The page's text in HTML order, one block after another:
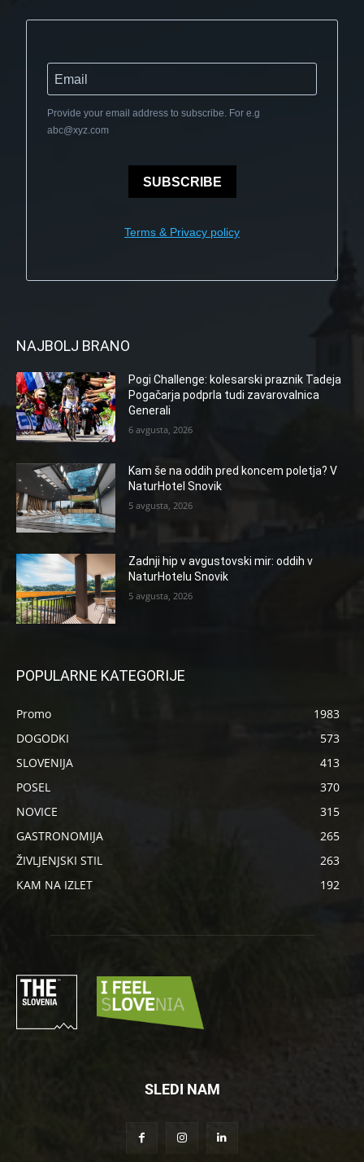
Provide your email address to subscribe. For e.g
abc@xyz.com
SUBSCRIBE
Terms & Privacy policy
NAJBOLJ BRANO
Pogi Challenge: kolesarski praznik Tadeja
Pogačarja podprla tudi zavarovalnica
Generali
6 avgusta, 2026
Kam še na oddih pred koncem poletja? V
NaturHotel Snovik
5 avgusta, 2026
Zadnji hip v avgustovski mir: oddih v
NaturHotelu Snovik
5 avgusta, 2026
POPULARNE KATEGORIJE
Promo
1983
DOGODKI
573
SLOVENIJA
413
POSEL
370
NOVICE
315
GASTRONOMIJA
265
ŽIVLJENJSKI STIL
263
KAM NA IZLET
192
SLEDI NAM